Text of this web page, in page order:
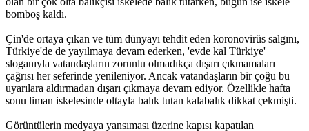
bomboş kaldı.
Çin'de ortaya çıkan ve tüm dünyayı tehdit eden koronovirüs salgını,
Türkiye'de de yayılmaya devam ederken, 'evde kal Türkiye'
sloganıyla vatandaşların zorunlu olmadıkça dışarı çıkmamaları
çağrısı her seferinde yenileniyor. Ancak vatandaşların bir çoğu bu
uyarılara aldırmadan dışarı çıkmaya devam ediyor. Özellikle hafta
sonu liman iskelesinde oltayla balık tutan kalabalık dikkat çekmişti.
Görüntülerin medyaya yansıması üzerine kapısı kapatılan